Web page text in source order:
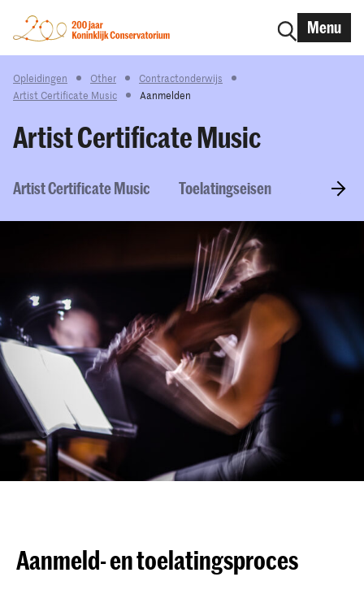
Menu
Opleidingen Other
Contractonderwijs
Artist Certificate Music
Aanmelden
Artist Certificate Music
Artist Certificate Music Toelatingseisen
Aanmeld- en toelatingsproces